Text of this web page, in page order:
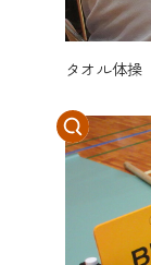
タオル体操